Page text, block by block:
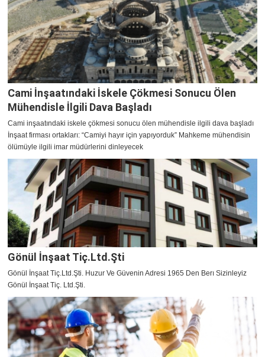
Cami İnşaatındaki İskele Çökmesi Sonucu Ölen
Mühendisle İlgili Dava Başladı
Cami inşaatındaki iskele çökmesi sonucu ölen mühendisle ilgili dava başladı
İnşaat firması ortakları: “Camiyi hayır için yapıyorduk” Mahkeme mühendisin
ölümüyle ilgili imar müdürlerini dinleyecek
Gönül İnşaat Tiç.Ltd.Şti
Gönül İnşaat Tiç.Ltd.Şti. Huzur Ve Güvenin Adresi 1965 Den Berı Sizinleyiz
Gönül İnşaat Tiç. Ltd.Şti.